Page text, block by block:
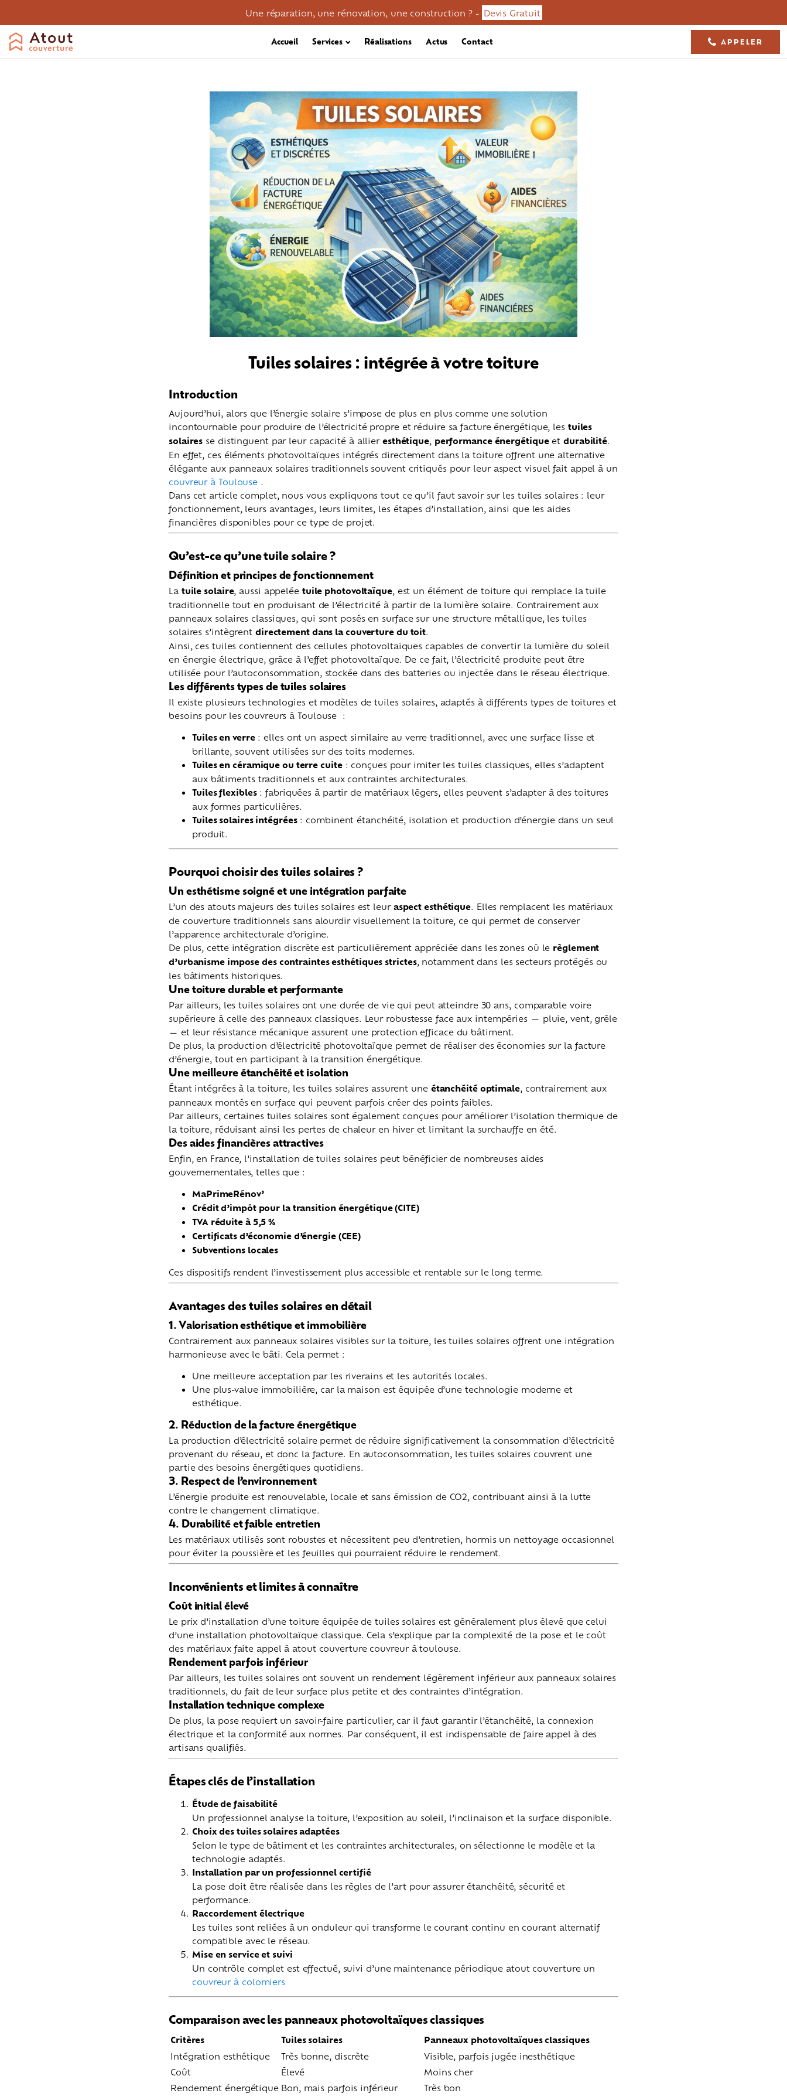
Une réparation, une rénovation, une construction ? - Devis Gratuit
Accueil Services
Entretien / démoussage Réparation toiture Zinguerie Isolation toiture
Réalisations Actus Contact 05 61 36 23 68
APPELER
Tuiles solaires : intégrée à votre toiture
Introduction
Aujourd’hui, alors que l’énergie solaire s’impose de plus en plus comme une solution
incontournable pour produire de l’électricité propre et réduire sa facture énergétique, les tuiles
solaires se distinguent par leur capacité à allier esthétique, performance énergétiqueetdurabilité.
En effet, ces éléments photovoltaïques intégrés directement dans la toiture offrent une alternative
élégante aux panneaux solaires traditionnels souvent critiqués pour leur aspect visuel fait appel à un
couvreur à Toulouse .
Dans cet article complet, nous vous expliquons tout ce qu’il faut savoir sur les tuiles solaires : leur
fonctionnement, leurs avantages, leurs limites, les étapes d’installation, ainsi que les aides
financières disponibles pour ce type de projet.
Qu’est-ce qu’une tuile solaire ?
Définition et principes de fonctionnement
La tuile solaire, aussi appelée tuile photovoltaïque, est un élément de toiture qui remplace la tuile
traditionnelle tout en produisant de l’électricité à partir de la lumière solaire. Contrairement aux
panneaux solaires classiques, qui sont posés en surface sur une structure métallique, les tuiles
solaires s’intègrent directement dans la couverture du toit.
Ainsi, ces tuiles contiennent des cellules photovoltaïques capables de convertir la lumière du soleil
en énergie électrique, grâce à l’effet photovoltaïque. De ce fait, l’électricité produite peut être
utilisée pour l’autoconsommation, stockée dans des batteries ou injectée dans le réseau électrique.
Les différents types de tuiles solaires
Il existe plusieurs technologies et modèles de tuiles solaires, adaptés à différents types de toitures et
besoins pour les couvreurs à Toulouse :
Tuiles en verre: elles ont un aspect similaire au verre traditionnel, avec une surface lisse et
brillante, souvent utilisées sur des toits modernes.
Tuiles en céramique ou terre cuite: conçues pour imiter les tuiles classiques, elles s’adaptent
aux bâtiments traditionnels et aux contraintes architecturales.
Tuiles flexibles: fabriquées à partir de matériaux légers, elles peuvent s’adapter à des toitures
aux formes particulières.
Tuiles solaires intégrées: combinent étanchéité, isolation et production d’énergie dans un seul
produit.
Pourquoi choisir des tuiles solaires ?
Un esthétisme soigné et une intégration parfaite
L’un des atouts majeurs des tuiles solaires est leur aspect esthétique. Elles remplacent les matériaux
de couverture traditionnels sans alourdir visuellement la toiture, ce qui permet de conserver
l’apparence architecturale d’origine.
De plus, cette intégration discrète est particulièrement appréciée dans les zones où le règlement
d’urbanisme impose des contraintes esthétiques strictes, notamment dans les secteurs protégés ou
les bâtiments historiques.
Une toiture durable et performante
Par ailleurs, les tuiles solaires ont une durée de vie qui peut atteindre 30 ans, comparable voire
supérieure à celle des panneaux classiques. Leur robustesse face aux intempéries — pluie, vent, grêle
— et leur résistance mécanique assurent une protection efficace du bâtiment.
De plus, la production d’électricité photovoltaïque permet de réaliser des économies sur la facture
d’énergie, tout en participant à la transition énergétique.
Une meilleure étanchéité et isolation
Étant intégrées à la toiture, les tuiles solaires assurent une étanchéité optimale, contrairement aux
panneaux montés en surface qui peuvent parfois créer des points faibles.
Par ailleurs, certaines tuiles solaires sont également conçues pour améliorer l’isolation thermique de
la toiture, réduisant ainsi les pertes de chaleur en hiver et limitant la surchauffe en été.
Des aides financières attractives
Enfin, en France, l’installation de tuiles solaires peut bénéficier de nombreuses aides
gouvernementales, telles que :
MaPrimeRénov’
Crédit d’impôt pour la transition énergétique (CITE)
TVA réduite à 5,5 %
Certificats d’économie d’énergie (CEE)
Subventions locales
Ces dispositifs rendent l’investissement plus accessible et rentable sur le long terme.
Avantages des tuiles solaires en détail
1. Valorisation esthétique et immobilière
Contrairement aux panneaux solaires visibles sur la toiture, les tuiles solaires offrent une intégration
harmonieuse avec le bâti. Cela permet :
Une meilleure acceptation par les riverains et les autorités locales.
Une plus-value immobilière, car la maison est équipée d’une technologie moderne et
esthétique.
2. Réduction de la facture énergétique
La production d’électricité solaire permet de réduire significativement la consommation d’électricité
provenant du réseau, et donc la facture. En autoconsommation, les tuiles solaires couvrent une
partie des besoins énergétiques quotidiens.
3. Respect de l’environnement
L’énergie produite est renouvelable, locale et sans émission de CO2, contribuant ainsi à la lutte
contre le changement climatique.
4. Durabilité et faible entretien
Les matériaux utilisés sont robustes et nécessitent peu d’entretien, hormis un nettoyage occasionnel
pour éviter la poussière et les feuilles qui pourraient réduire le rendement.
Inconvénients et limites à connaître
Coût initial élevé
Le prix d’installation d’une toiture équipée de tuiles solaires est généralement plus élevé que celui
d’une installation photovoltaïque classique. Cela s’explique par la complexité de la pose et le coût
des matériaux faite appel à atout couverture couvreur à toulouse.
Rendement parfois inférieur
Par ailleurs, les tuiles solaires ont souvent un rendement légèrement inférieur aux panneaux solaires
traditionnels, du fait de leur surface plus petite et des contraintes d’intégration.
Installation technique complexe
De plus, la pose requiert un savoir-faire particulier, car il faut garantir l’étanchéité, la connexion
électrique et la conformité aux normes. Par conséquent, il est indispensable de faire appel à des
artisans qualifiés.
Étapes clés de l’installation
Étude de faisabilité
Un professionnel analyse la toiture, l’exposition au soleil, l’inclinaison et la surface disponible.
Choix des tuiles solaires adaptées
Selon le type de bâtiment et les contraintes architecturales, on sélectionne le modèle et la
technologie adaptés.
Installation par un professionnel certifié
La pose doit être réalisée dans les règles de l’art pour assurer étanchéité, sécurité et
performance.
Raccordement électrique
Les tuiles sont reliées à un onduleur qui transforme le courant continu en courant alternatif
compatible avec le réseau.
Mise en service et suivi
Un contrôle complet est effectué, suivi d’une maintenance périodique atout couverture un
couvreur à colomiers
Comparaison avec les panneaux photovoltaïques classiques
Critères Tuiles solaires Panneaux photovoltaïques classiques
Intégration esthétique Très bonne, discrète
Visible, parfois jugée inesthétique
Coût
Élevé
Moins cher
Rendement énergétique Bon, mais parfois inférieur
Très bon